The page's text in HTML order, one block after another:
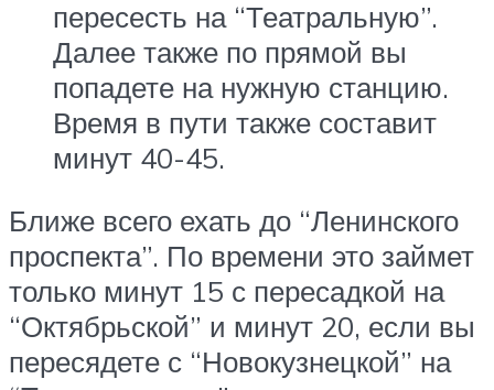
пересесть на “Театральную”.
Далее также по прямой вы
попадете на нужную станцию.
Время в пути также составит
минут 40-45.
Ближе всего ехать до “Ленинского
проспекта”. По времени это займет
только минут 15 с пересадкой на
“Октябрьской” и минут 20, если вы
пересядете с “Новокузнецкой” на